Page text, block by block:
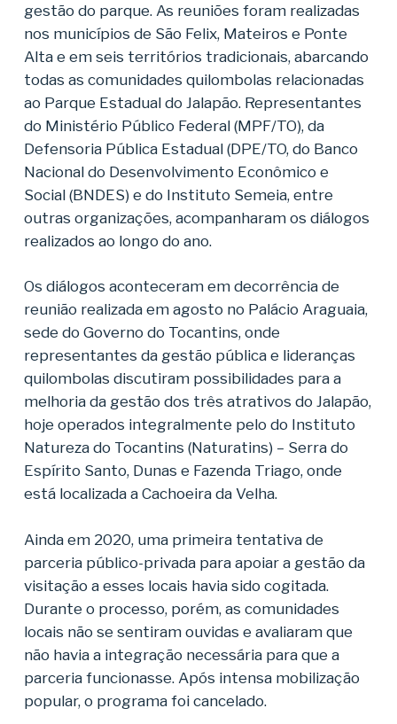
gestão do parque. As reuniões foram realizadas
nos municípios de São Felix, Mateiros e Ponte
Alta e em seis territórios tradicionais, abarcando
todas as comunidades quilombolas relacionadas
ao Parque Estadual do Jalapão. Representantes
do Ministério Público Federal (MPF/TO), da
Defensoria Pública Estadual (DPE/TO, do Banco
Nacional do Desenvolvimento Econômico e
Social (BNDES) e do Instituto Semeia, entre
outras organizações, acompanharam os diálogos
realizados ao longo do ano.
Os diálogos aconteceram em decorrência de
reunião realizada em agosto no Palácio Araguaia,
sede do Governo do Tocantins, onde
representantes da gestão pública e lideranças
quilombolas discutiram possibilidades para a
melhoria da gestão dos três atrativos do Jalapão,
hoje operados integralmente pelo do Instituto
Natureza do Tocantins (Naturatins) – Serra do
Espírito Santo, Dunas e Fazenda Triago, onde
está localizada a Cachoeira da Velha.
Ainda em 2020, uma primeira tentativa de
parceria público-privada para apoiar a gestão da
visitação a esses locais havia sido cogitada.
Durante o processo, porém, as comunidades
locais não se sentiram ouvidas e avaliaram que
não havia a integração necessária para que a
parceria funcionasse. Após intensa mobilização
popular, o programa foi cancelado.